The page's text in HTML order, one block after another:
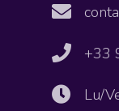
+33
Lu/